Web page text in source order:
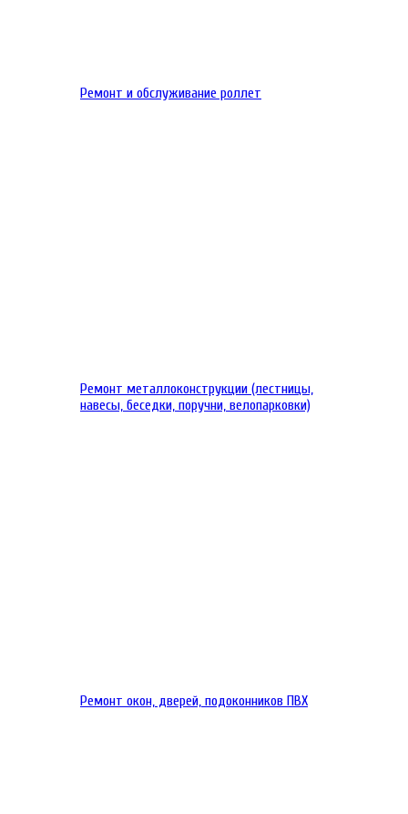
Ремонт и обслуживание роллет
Ремонт металлоконструкции (лестницы,
навесы, беседки, поручни, велопарковки)
Ремонт окон, дверей, подоконников ПВХ